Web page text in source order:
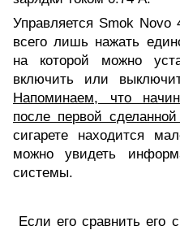
Управляется Smok
всего лишь нажать
на которой можно
включить или
Напоминаем, что
после первой
сигарете находится
можно увидеть
системы.
Если его сравнить